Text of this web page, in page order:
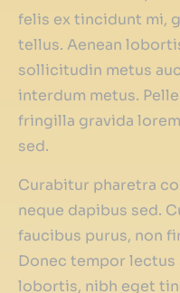
felis ex tincidunt mi,
tellus. Aenean
sollicitudin metus
interdum metus.
fringilla gravida
sed.
Curabitur pharetra
neque dapibus sed.
faucibus purus, non
Donec tempor
lobortis, nibh eget